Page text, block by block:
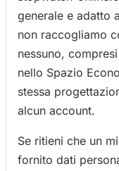
generale e adatto
non raccogliamo
nessuno,
nello Spazio
stessa
alcun account.
Se ritieni che un
fornito dati